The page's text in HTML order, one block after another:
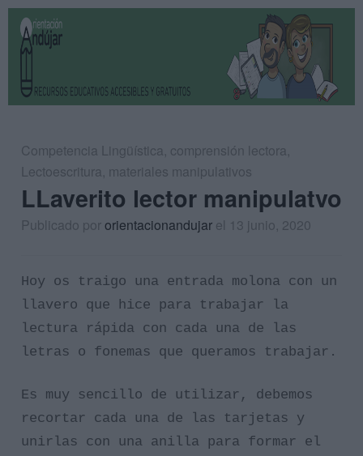
Competencia Lingüística, comprensión lectora,
Lectoescritura, materiales manipulativos
LLaverito lector manipulatvo
Publicado pororientacionandujar el 13 junio, 2020
Hoy os traigo una entrada molona con un
llavero que hice para trabajar la
lectura rápida con cada una de las
letras o fonemas que queramos trabajar.
Es muy sencillo de utilizar, debemos
recortar cada una de las tarjetas y
unirlas con una anilla para formar el